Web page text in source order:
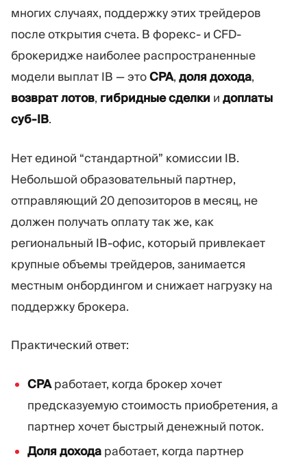
многих случаях, поддержку этих трейдеров
после открытия счета. В форекс- и CFD-
брокеридже наиболее распространенные
модели выплат IB — этоCPA, доля дохода,
возврат лотов, гибридные сделки и доплаты
суб-IB.
Нет единой “стандартной” комиссии IB.
Небольшой образовательный партнер,
отправляющий 20 депозиторов в месяц, не
должен получать оплату так же, как
региональный IB-офис, который привлекает
крупные объемы трейдеров, занимается
местным онбордингом и снижает нагрузку на
поддержку брокера.
Практический ответ:
CPAработает, когда брокер хочет
предсказуемую стоимость приобретения, а
партнер хочет быстрый денежный поток.
Доля дохода работает, когда партнер
РЕСУРСЫ
Руководство по
маркетингу
Словарь терминов
Видеоуроки
Калькулятор прибыли
ЕЩЁ
О нас
Команда
События
Цифры
Новости компании
ПОДПИШИТЕСЬ НА НАС